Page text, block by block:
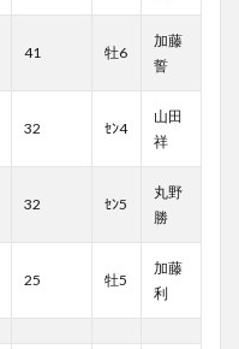
41 牡6
加藤
誓
32 ｾﾝ4
山田
祥
32 ｾﾝ5
丸野
勝
25 牡5
加藤
利